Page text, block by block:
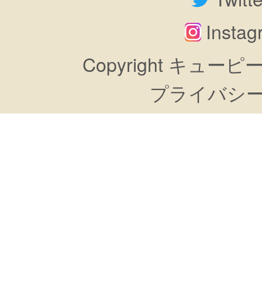
Copyright キューピ
プライバシ